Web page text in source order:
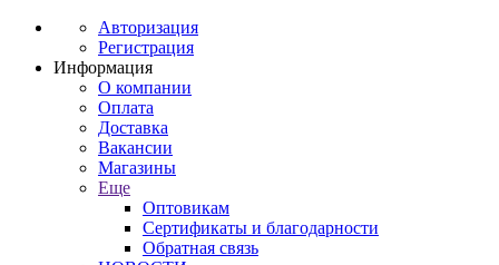
Авторизация
Регистрация
Информация
О компании
Оплата
Доставка
Вакансии
Магазины
Еще
Оптовикам
Сертификаты и благодарности
Обратная связь